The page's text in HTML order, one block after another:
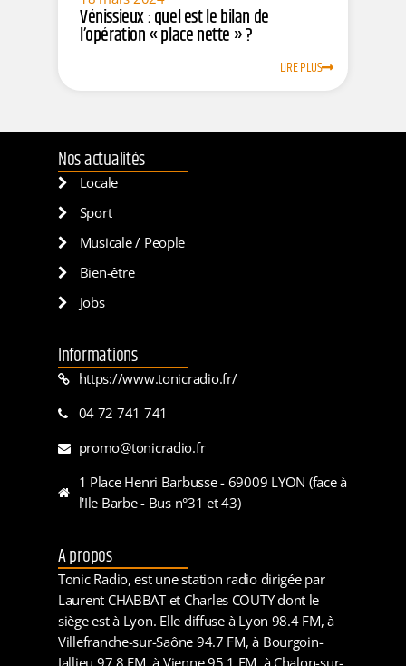
Vénissieux : quel est le bilan de
l’opération « place nette » ?
LIRE PLUS
Nos actualités
Locale
Sport
Musicale / People
Bien-être
Jobs
Informations
https://www.tonicradio.fr/
04 72 741 741
promo@tonicradio.fr
1 Place Henri Barbusse - 69009 LYON (face à
l'Ile Barbe - Bus n°31 et 43)
A propos
Tonic Radio, est une station radio dirigée par
Laurent CHABBAT et Charles COUTY dont le
siège est à Lyon. Elle diffuse à Lyon 98.4 FM, à
Villefranche-sur-Saône 94.7 FM, à Bourgoin-